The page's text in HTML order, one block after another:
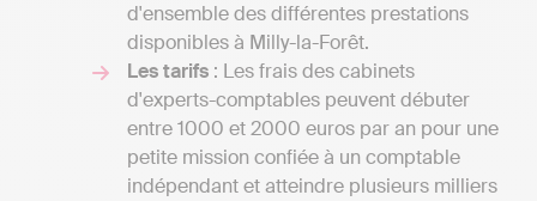
d'ensemble des différentes prestations
disponibles à Milly-la-Forêt.
Les tarifs : Les frais des cabinets
d'experts-comptables peuvent débuter
entre 1000 et 2000 euros par an pour une
petite mission confiée à un comptable
indépendant et atteindre plusieurs milliers